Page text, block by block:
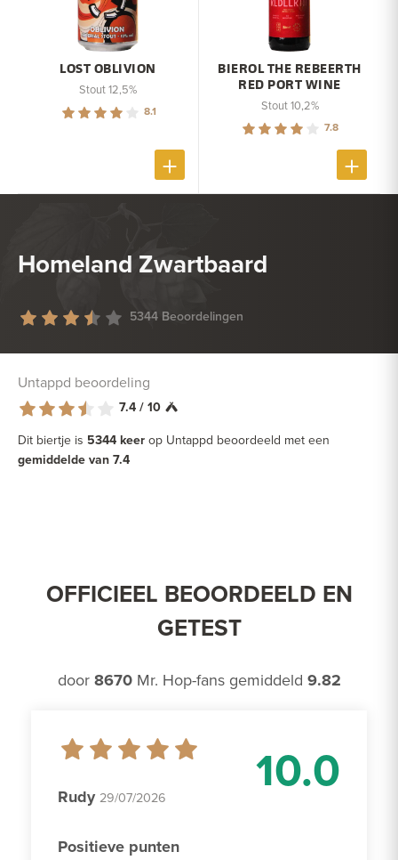
LOST OBLIVION
Stout 12,5%
8.1
BIEROL THE REBEERTH
RED PORT WINE
Stout 10,2%
7.8
Homeland Zwartbaard
5344 Beoordelingen
Untappd beoordeling
7.4 / 10
Dit biertje is 5344 keer op Untappd beoordeeld met een
gemiddelde van 7.4
OFFICIEEL BEOORDEELD EN
GETEST
door 8670Mr. Hop-fans gemiddeld 9.82
10.0
Rudy 29/07/2026
Positieve punten